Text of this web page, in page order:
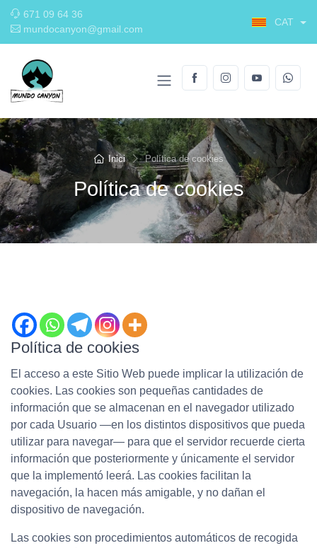
671 09 64 36
mundocanyon@gmail.com
CAT
Inici Política de cookies
Política de cookies
Política de cookies
El acceso a este Sitio Web puede implicar la utilización de
cookies. Las cookies son pequeñas cantidades de
información que se almacenan en el navegador utilizado
por cada Usuario —en los distintos dispositivos que pueda
utilizar para navegar— para que el servidor recuerde cierta
información que posteriormente y únicamente el servidor
que la implementó leerá. Las cookies facilitan la
navegación, la hacen más amigable, y no dañan el
dispositivo de navegación.
Las cookies son procedimientos automáticos de recogida